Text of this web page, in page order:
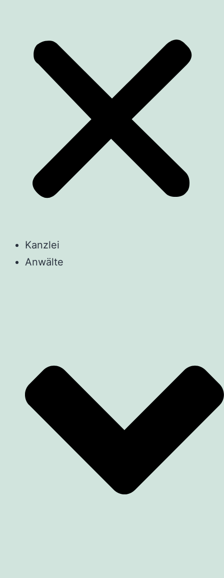
Kanzlei
Anwälte